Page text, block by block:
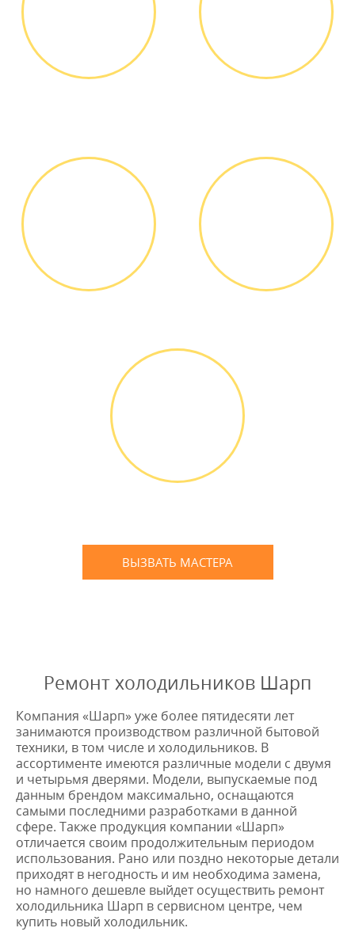
ВЫЗВАТЬ МАСТЕРА
Ремонт холодильников Шарп
Компания «Шарп» уже более пятидесяти лет
занимаются производством различной бытовой
техники, в том числе и холодильников. В
ассортименте имеются различные модели с двумя
и четырьмя дверями. Модели, выпускаемые под
данным брендом максимально, оснащаются
самыми последними разработками в данной
сфере. Также продукция компании «Шарп»
отличается своим продолжительным периодом
использования. Рано или поздно некоторые детали
приходят в негодность и им необходима замена,
но намного дешевле выйдет осуществить ремонт
холодильника Шарп в сервисном центре, чем
купить новый холодильник.